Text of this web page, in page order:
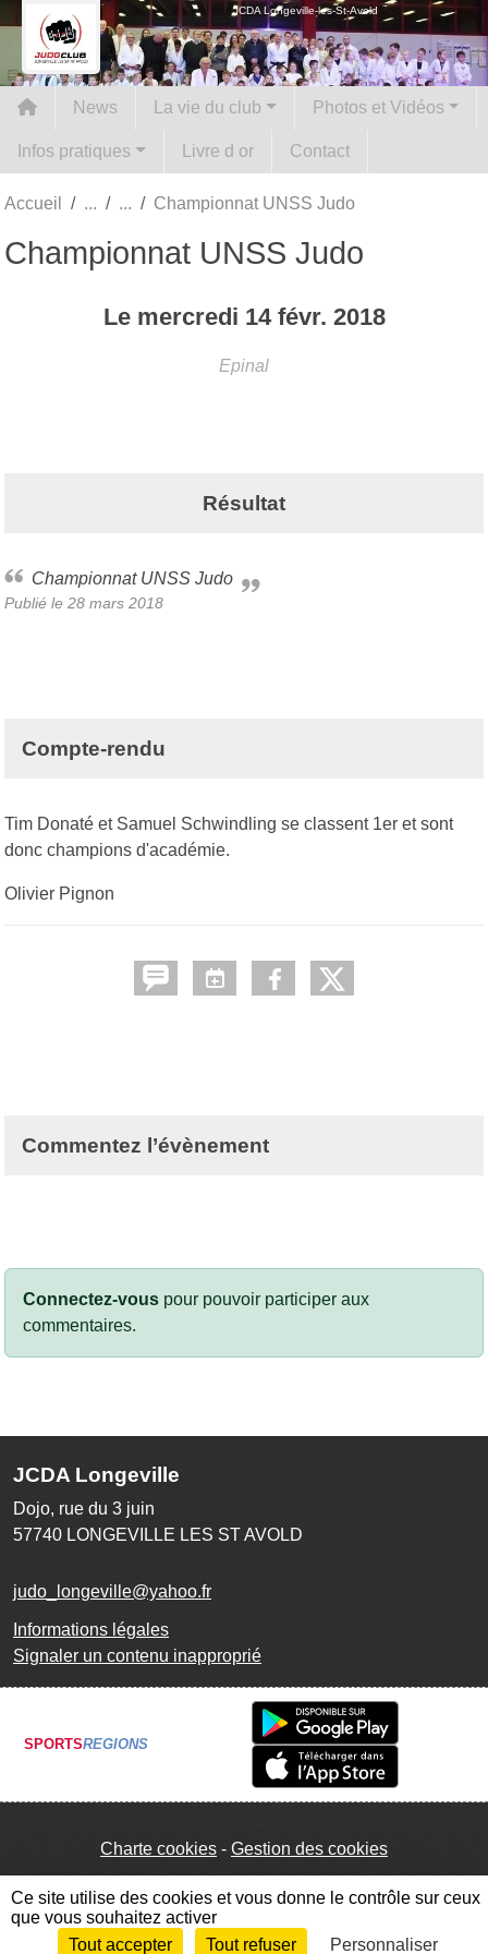
JCDA Longeville-les-St-Avold
News La vie du club Photos et Vidéos
Infos pratiques Livre d or Contact
Accueil Championnat UNSS Judo
Championnat UNSS Judo
Le mercredi 14 févr. 2018
Epinal
Résultat
Championnat UNSS Judo
Publié le 28 mars 2018
Compte-rendu
Tim Donaté et Samuel Schwindling se classent 1er et sont
donc champions d'académie.
Olivier Pignon
Commentez l’évènement
Connectez-vous pour pouvoir participer aux
commentaires.
JCDA Longeville
Dojo, rue du 3 juin
57740 LONGEVILLE LES ST AVOLD
judo_longeville@yahoo.fr
Informations légales
Signaler un contenu inapproprié
SPORTSREGIONS
Charte cookies Gestion des cookies
Envie de participer ? Connexion
Panneau de gestion des cookies
Ce site utilise des cookies et vous donne le contrôle sur ceux
que vous souhaitez activer
Tout accepter
Tout refuser Personnaliser